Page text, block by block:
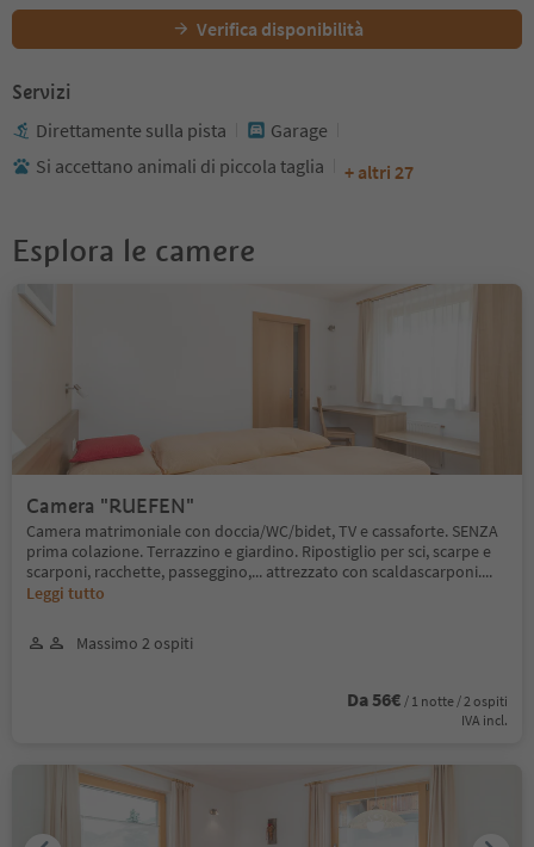
Verifica disponibilità
Servizi
Direttamente sulla pista
Garage
Si accettano animali di piccola taglia
+ altri 27
Esplora le camere
Camera "RUEFEN"
Camera matrimoniale con doccia/WC/bidet, TV e cassaforte. SENZA
prima colazione. Terrazzino e giardino. Ripostiglio per sci, scarpe e
scarponi, racchette, passeggino,... attrezzato con scaldascarponi....
Leggi tutto
Massimo 2 ospiti
Da 56€ / 1 notte / 2 ospiti
IVA incl.